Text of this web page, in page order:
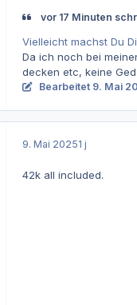
vor 17 Minuten
Vielleicht machst Du
Da ich noch bei
decken etc, keine
Bearbeitet 9. Mai
9. Mai 20251 j
42k all included.